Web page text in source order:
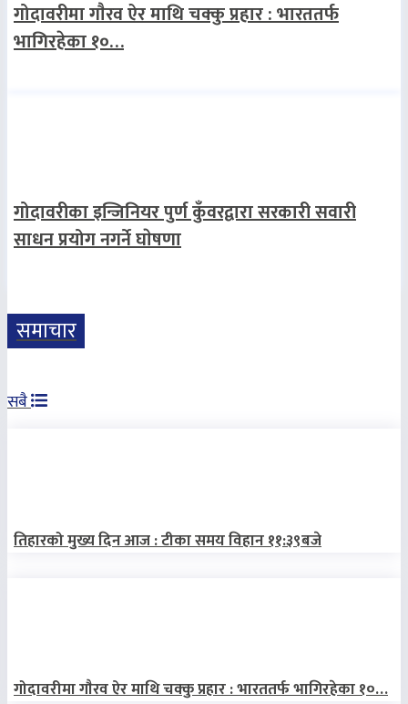
गोदावरीमा गाैरव ऐर माथि चक्कु प्रहार : भारततर्फ
भागिरहेका १०…
गोदावरीका इन्जिनियर पुर्ण कुँवरद्वारा सरकारी सवारी
साधन प्रयोग नगर्ने घाेषणा
समाचार
सबै
तिहारको मुख्य दिन आज : टीका समय विहान ११:३९बजे
गोदावरीमा गाैरव ऐर माथि चक्कु प्रहार : भारततर्फ भागिरहेका १०…